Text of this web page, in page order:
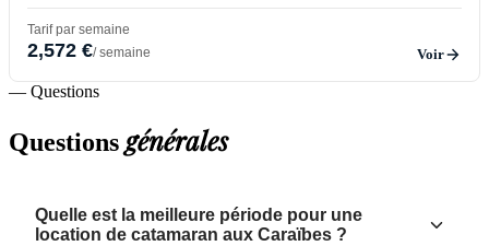
Tarif par semaine
2,572 €/ semaine Voir
— Questions
Questionsgénérales
Quelle est la meilleure période pour une
location de catamaran aux Caraïbes ?